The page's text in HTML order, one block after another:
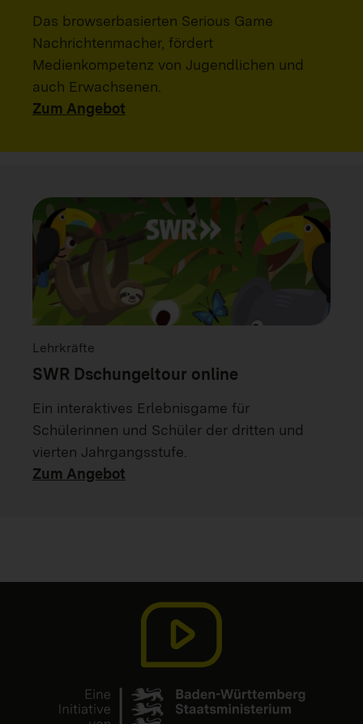
Das browserbasierten Serious Game
Nachrichtenmacher, fördert
Medienkompetenz von Jugendlichen und
auch Erwachsenen.
Zum Angebot
Lehrkräfte
SWR Dschungeltour online
Ein interaktives Erlebnisgame für
Schülerinnen und Schüler der dritten und
vierten Jahrgangsstufe.
Zum Angebot